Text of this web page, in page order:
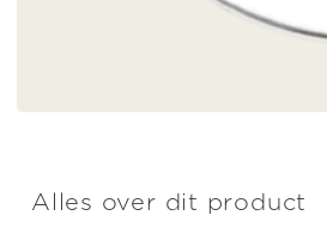
Alles over dit product